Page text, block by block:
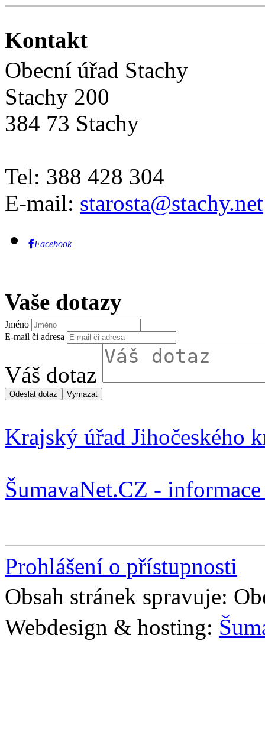
Kontakt
Obecní úřad Stachy
Stachy 200
384 73 Stachy
Tel: 388 428 304
E-mail: starosta@stachy.net
Facebook
Vaše dotazy
Jméno
E-mail či adresa
Váš dotaz
Krajský úřad Jihočeského
ŠumavaNet.CZ -
Prohlášení o přístupnosti
Obsah stránek spravuje:
Webdesign & hosting: